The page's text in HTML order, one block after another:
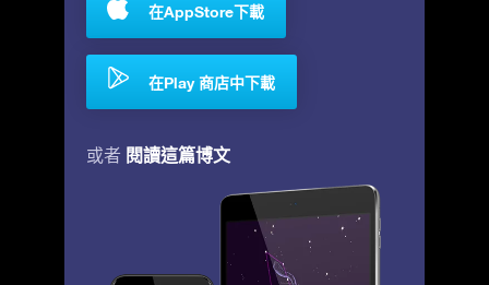
在AppStore下載
在Play 商店中下載
或者 閱讀這篇博文